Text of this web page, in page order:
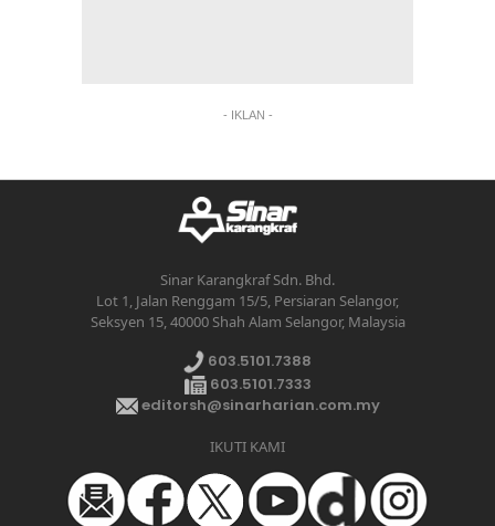
- IKLAN -
Sinar Karangkraf Sdn. Bhd.
Lot 1, Jalan Renggam 15/5, Persiaran Selangor,
Seksyen 15, 40000 Shah Alam Selangor, Malaysia
603.5101.7388
603.5101.7333
editorsh@sinarharian.com.my
IKUTI KAMI